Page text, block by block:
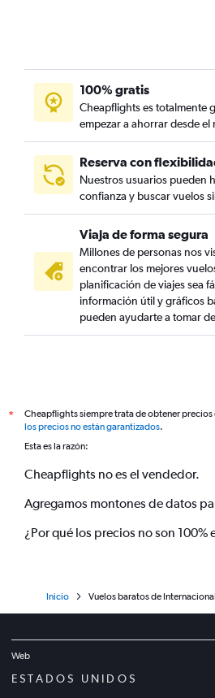
100% gratis
Cheapflights es totalmente
empezar a ahorrar desde el
Reserva con
Nuestros usuarios pueden
confianza y buscar vuelos
Viaja de forma segura
Millones de personas nos
encontrar los mejores
planificación de viajes sea
información útil y gráficos
pueden ayudarte a tomar
*
Cheapflights siempre trata de obtener
los precios no están garantizados.
Esta es la razón:
Cheapflights no es el vendedor.
Agregamos montones de datos
¿Por qué los precios no son 100%
Inicio Vuelos baratos de
Web
ESTADOS UNIDOS